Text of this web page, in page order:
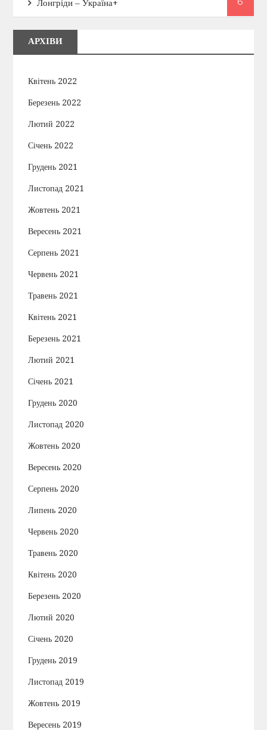
п
и
і
в
Лонгріди – Україна+
АРХІВИ
Квітень 2022
Березень 2022
Лютий 2022
Січень 2022
Грудень 2021
Листопад 2021
Жовтень 2021
Вересень 2021
Серпень 2021
Червень 2021
Травень 2021
Квітень 2021
Березень 2021
Лютий 2021
Січень 2021
Грудень 2020
Листопад 2020
Жовтень 2020
Вересень 2020
Серпень 2020
Липень 2020
Червень 2020
Травень 2020
Квітень 2020
Березень 2020
Лютий 2020
Січень 2020
Грудень 2019
Листопад 2019
Жовтень 2019
Вересень 2019